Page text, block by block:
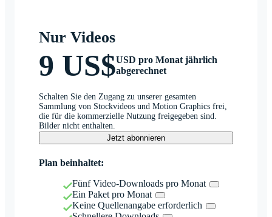
Nur Videos
9 US$USD pro Monat jährlich
abgerechnet
Schalten Sie den Zugang zu unserer gesamten
Sammlung von Stockvideos und Motion Graphics frei,
die für die kommerzielle Nutzung freigegeben sind.
Bilder nicht enthalten.
Jetzt abonnieren
Plan beinhaltet:
Fünf Video-Downloads pro Monat
Ein Paket pro Monat
Keine Quellenangabe erforderlich